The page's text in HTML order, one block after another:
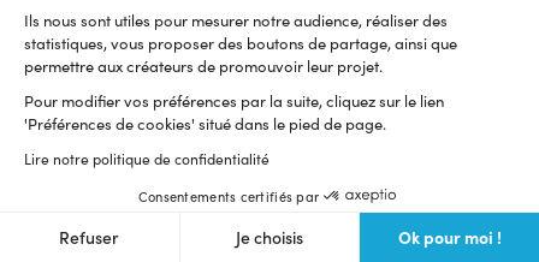
Ils nous sont utiles pour mesurer notre audience, réaliser des
statistiques, vous proposer des boutons de partage, ainsi que
permettre aux créateurs de promouvoir leur projet.
Pour modifier vos préférences par la suite, cliquez sur le lien
'Préférences de cookies' situé dans le pied de page.
Lire notre politique de confidentialité
Consentements certifiés par
Refuser Je choisis Ok pour moi !
Le trône de baïonnettes